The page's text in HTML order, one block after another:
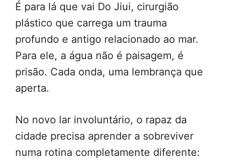
É para lá que vai Do Jiui, cirurgião
plástico que carrega um trauma
profundo e antigo relacionado ao mar.
Para ele, a água não é paisagem, é
prisão. Cada onda, uma lembrança que
aperta.
No novo lar involuntário, o rapaz da
cidade precisa aprender a sobreviver
numa rotina completamente diferente: